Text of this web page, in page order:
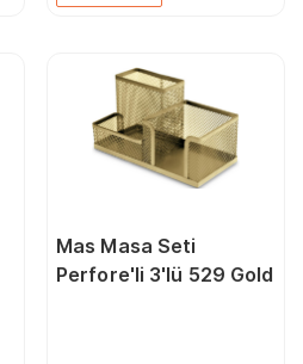
Mas Masa Seti
Perfore'li 3'lü 529 Gold